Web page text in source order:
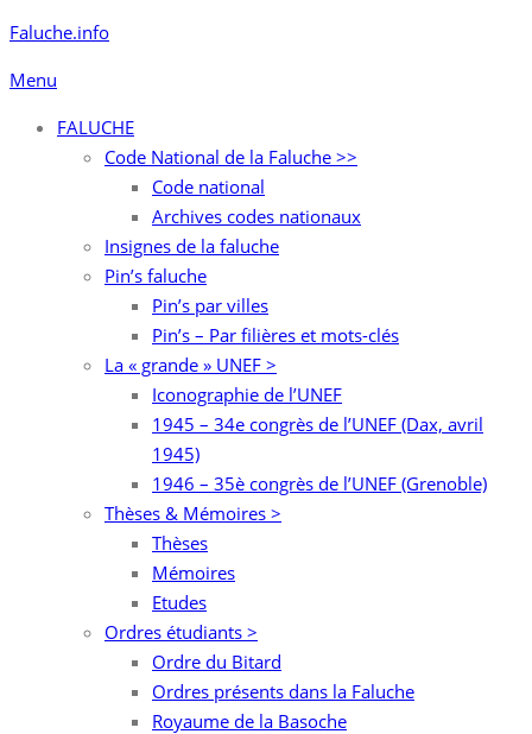
Aller
contenu
Faluche.info
Menu
FALUCHE
Code National de la Faluche >>
Code national
Archives codes nationaux
Insignes de la faluche
Pin’s faluche
Pin’s par villes
Pin’s – Par filières et mots-clés
La « grande » UNEF >
Iconographie de l’UNEF
1945 – 34e congrès de l’UNEF (Dax, avril
1945)
1946 – 35è congrès de l’UNEF (Grenoble)
Thèses & Mémoires >
Thèses
Mémoires
Etudes
Ordres étudiants >
Ordre du Bitard
Ordres présents dans la Faluche
Royaume de la Basoche